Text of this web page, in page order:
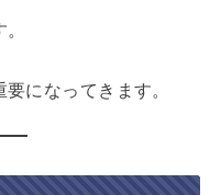
になってきます。